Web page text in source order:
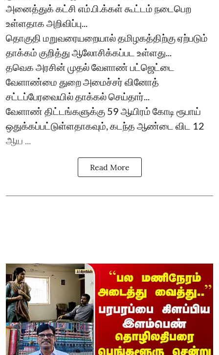
அனைத்துக் கட்சி எம்.பி.க்கள் கூட்டம் நடைபெற
உள்ளதாக அறிவிப்பு...
தொகுதி மறுவரையறையால் தமிழகத்திற்கு ஏற்படும்
தாக்கம் குறித்து ஆலோசிக்கப்பட உள்ளது...
தவெக அரசின் முதல் வேளாண் பட்ஜெட்டை
வேளாண்மை துறை அமைச்சர் வினோத்
சட்டப்பேரவையில் தாக்கல் செய்தார்...
வேளாண் திட்டங்களுக்கு 59 ஆயிரம் கோடி ரூபாய்
ஒதுக்கப்பட்டுள்ளதாகவும், கடந்த ஆண்டை விட 12
ஆய ...
Read More